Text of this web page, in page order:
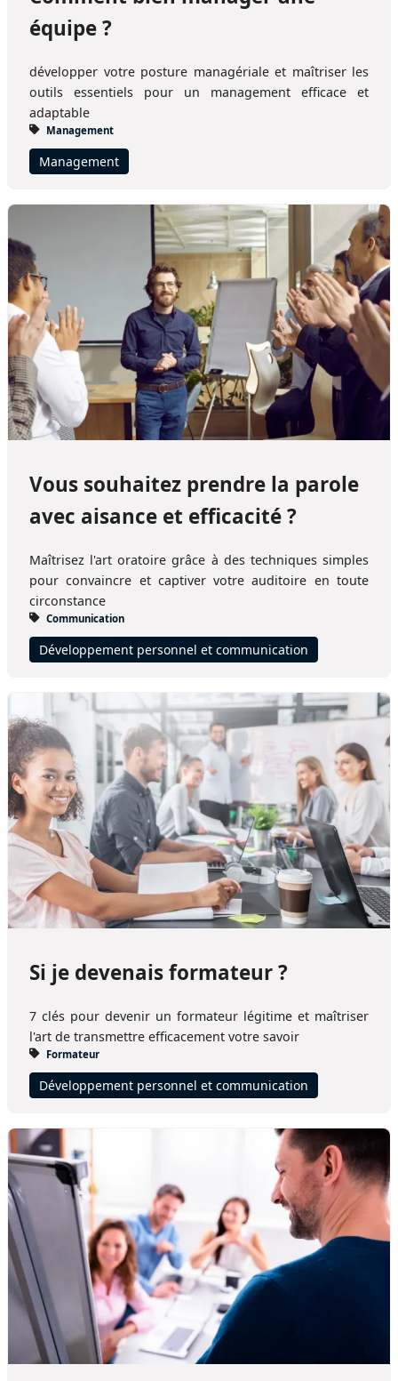
équipe ?
développer votre posture managériale et maîtriser les
outils essentiels pour un management efficace et
adaptable
Management
Management
Vous souhaitez prendre la parole
avec aisance et efficacité ?
Maîtrisez l'art oratoire grâce à des techniques simples
pour convaincre et captiver votre auditoire en toute
circonstance
Communication
Développement personnel et communication
Si je devenais formateur ?
7 clés pour devenir un formateur légitime et maîtriser
l'art de transmettre efficacement votre savoir
Formateur
Développement personnel et communication